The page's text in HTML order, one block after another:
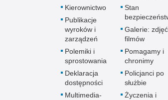
Kierownictwo
Publikacje
wyroków i
zarządzeń
Polemiki i
sprostowania
Deklaracja
dostępności
Multimedia-
Stan
Galerie:
filmów
Pomagamy i
chronimy
Policjanci po
służbie
Życzenia i